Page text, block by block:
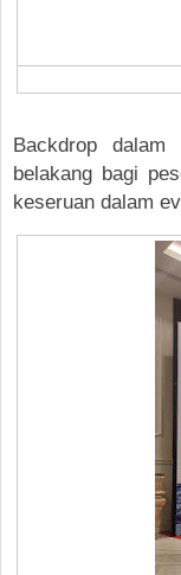
Backdrop
belakang bagi
keseruan dalam